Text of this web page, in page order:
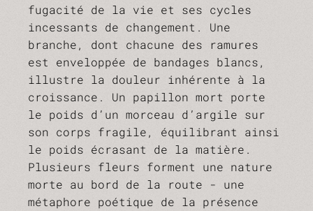
fugacité de la vie et ses cycles
incessants de changement. Une
branche, dont chacune des ramures
est enveloppée de bandages blancs,
illustre la douleur inhérente à la
croissance. Un papillon mort porte
le poids d’un morceau d’argile sur
son corps fragile, équilibrant ainsi
le poids écrasant de la matière.
Plusieurs fleurs forment une nature
morte au bord de la route - une
métaphore poétique de la présence